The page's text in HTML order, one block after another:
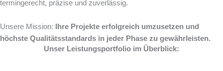
termingerecht, präzise und zuverlässig.
Unsere Mission:
Ihre Projekte erfolgreich umzusetzen und
höchste Qualitätsstandards in jeder Phase zu gewährleisten.
Unser Leistungsportfolio im Überblick: